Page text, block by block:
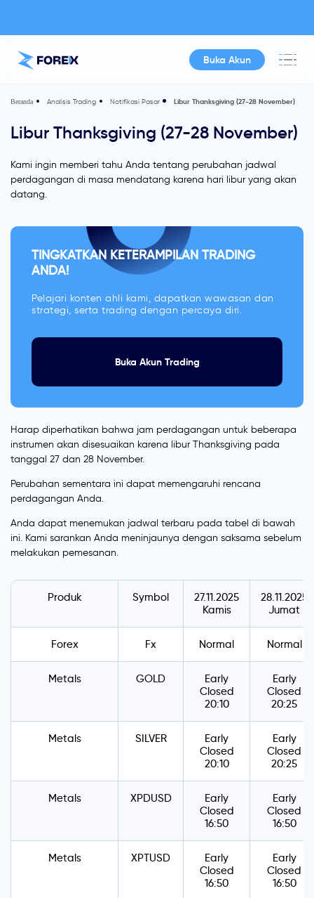
Buka Akun
Beranda Analisis Trading Notifikasi Pasar Libur Thanksgiving (27-28 November)
Libur Thanksgiving (27-28 November)
Kami ingin memberi tahu Anda tentang perubahan jadwal
perdagangan di masa mendatang karena hari libur yang akan
datang.
TINGKATKAN KETERAMPILAN TRADING
ANDA!
Pelajari konten ahli kami, dapatkan wawasan dan
strategi, serta trading dengan percaya diri.
Buka Akun Trading
Harap diperhatikan bahwa jam perdagangan untuk beberapa
instrumen akan disesuaikan karena libur Thanksgiving pada
tanggal 27 dan 28 November.
Perubahan sementara ini dapat memengaruhi rencana
perdagangan Anda.
Anda dapat menemukan jadwal terbaru pada tabel di bawah
ini. Kami sarankan Anda meninjaunya dengan saksama sebelum
melakukan pemesanan.
Produk Symbol
27.11.2025
Kamis
28.11.2025
Jumat
Forex Fx Normal Normal
Metals GOLD
Early
Closed
20:10
Early
Closed
20:25
Metals SILVER
Early
Closed
20:10
Early
Closed
20:25
Metals XPDUSD
Early
Closed
16:50
Early
Closed
16:50
Metals XPTUSD
Early
Closed
16:50
Early
Closed
16:50